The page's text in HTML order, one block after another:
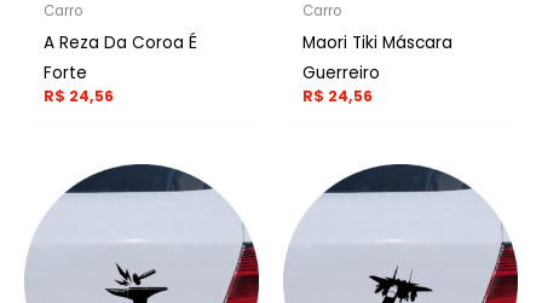
Carro
A Reza Da Coroa É
Forte
R$ 24,56
Carro
Maori Tiki Máscara
Guerreiro
R$ 24,56